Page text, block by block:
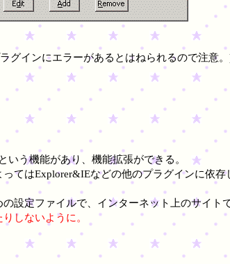
グインにエラーがあるとはねられるので注意
いう機能があり、機能拡張ができる。
てはExplorer&IEなどの他のプラグインに依
設定ファイルで、インターネット上のサイト
しないように。